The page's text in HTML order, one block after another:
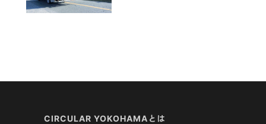
CIRCULAR YOKOHAMAとは